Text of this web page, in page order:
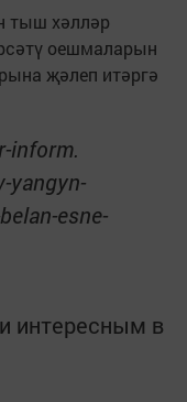
тыш хәлләр
оешмаларын
җәлеп итәргә
inform.
yangyn-
esne-
интересным в